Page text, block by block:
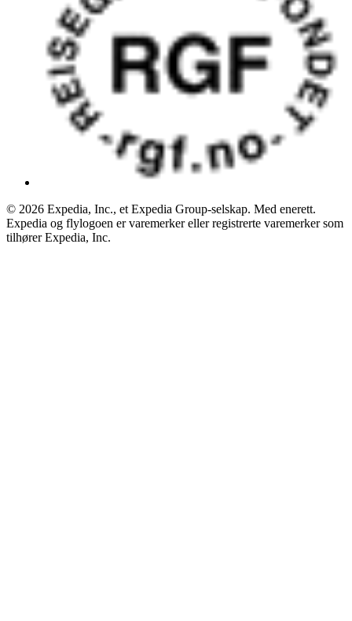
© 2026 Expedia, Inc., et Expedia Group-selskap. Med enerett.
Expedia og flylogoen er varemerker eller registrerte varemerker som
tilhører Expedia, Inc.